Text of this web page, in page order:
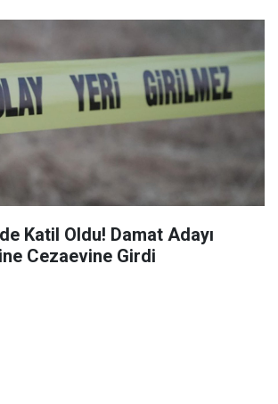
Katil Oldu! Damat Adayı
Cezaevine Girdi